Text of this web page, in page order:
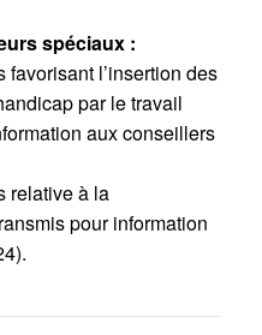
spéciaux :
l’insertion des
par le travail
aux conseillers
relative à la
pour information